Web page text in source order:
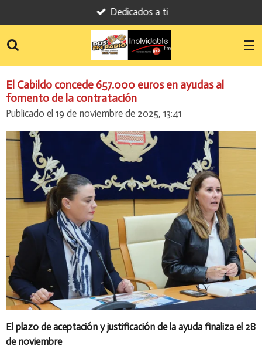
al
contenido
Dedicados a ti
El Cabildo concede 657.000 euros en ayudas al
fomento de la contratación
Publicado el 19 de noviembre de 2025, 13:41
El plazo de aceptación y justificación de la ayuda finaliza el 28
de noviembre